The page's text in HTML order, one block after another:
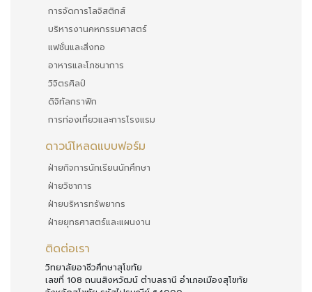
การจัดการโลจิสติกส์
บริหารงานคหกรรมศาสตร์
แฟชั่นและสิ่งทอ
อาหารและโภชนาการ
วิจิตรศิลป์
ดิจิทัลกราฟิก
การท่องเที่ยวและการโรงแรม
ดาวน์โหลดแบบฟอร์ม
ฝ่ายกิจการนักเรียนนักศึกษา
ฝ่ายวิชาการ
ฝ่ายบริหารทรัพยากร
ฝ่ายยุทธศาสตร์และแผนงาน
ติดต่อเรา
วิทยาลัยอาชีวศึกษาสุโขทัย
เลขที่ 108 ถนนสิงหวัฒน์ ตำบลธานี อำเภอเมืองสุโขทัย